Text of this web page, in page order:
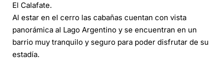
El Calafate.
Al estar en el cerro las cabañas cuentan con vista
panorámica al Lago Argentino y se encuentran en un
barrio muy tranquilo y seguro para poder disfrutar de su
estadía.